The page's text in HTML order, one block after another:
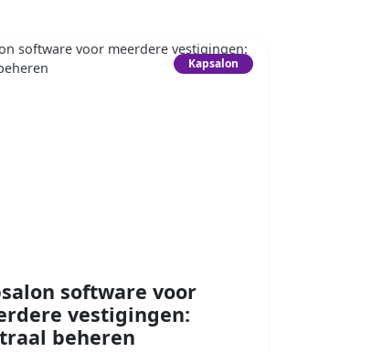
Kapsalon
software voor
vestigingen:
beheren